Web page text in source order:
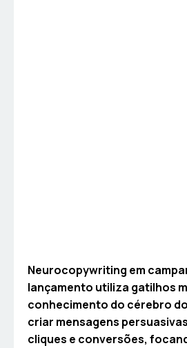
Neurocopywriting em
lançamento utiliza gatilhos
conhecimento do cérebro
criar mensagens
cliques e conversões,